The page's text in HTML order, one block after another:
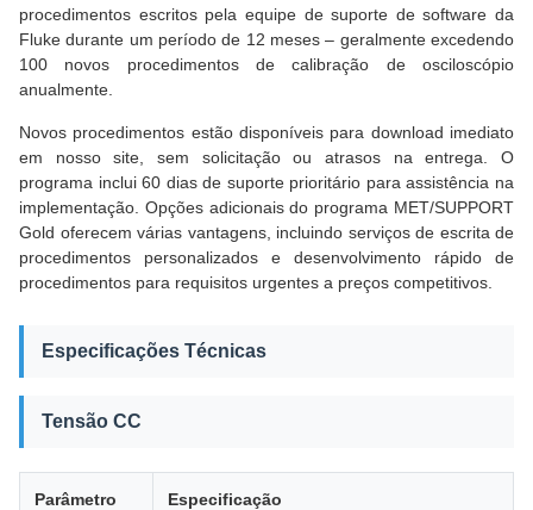
procedimentos escritos pela equipe de suporte de software da
Fluke durante um período de 12 meses – geralmente excedendo
100 novos procedimentos de calibração de osciloscópio
anualmente.
Novos procedimentos estão disponíveis para download imediato
em nosso site, sem solicitação ou atrasos na entrega. O
programa inclui 60 dias de suporte prioritário para assistência na
implementação. Opções adicionais do programa MET/SUPPORT
Gold oferecem várias vantagens, incluindo serviços de escrita de
procedimentos personalizados e desenvolvimento rápido de
procedimentos para requisitos urgentes a preços competitivos.
Especificações Técnicas
Tensão CC
Parâmetro Especificação